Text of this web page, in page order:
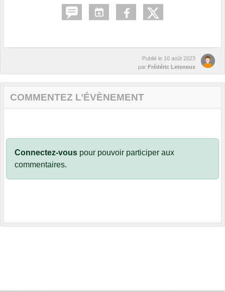
Publié le 10 août 2023
par Frédéric Leteneux
COMMENTEZ L’ÉVÈNEMENT
Connectez-vous pour pouvoir participer aux
commentaires.